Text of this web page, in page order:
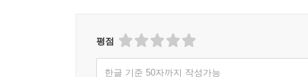
평점
한글 기준 50자까지 작성가능